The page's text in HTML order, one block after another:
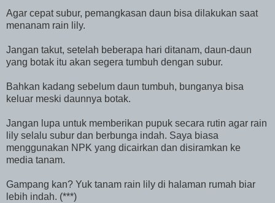
Agar cepat subur, pemangkasan daun bisa dilakukan saat
menanam rain lily.
Jangan takut, setelah beberapa hari ditanam, daun-daun
yang botak itu akan segera tumbuh dengan subur.
Bahkan kadang sebelum daun tumbuh, bunganya bisa
keluar meski daunnya botak.
Jangan lupa untuk memberikan pupuk secara rutin agar rain
lily selalu subur dan berbunga indah. Saya biasa
menggunakan NPK yang dicairkan dan disiramkan ke
media tanam.
Gampang kan? Yuk tanam rain lily di halaman rumah biar
lebih indah. (***)